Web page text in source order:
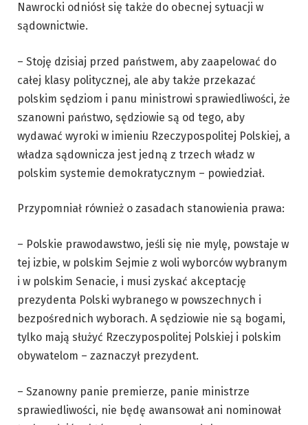
Nawrocki odniósł się także do obecnej sytuacji w
sądownictwie.
– Stoję dzisiaj przed państwem, aby zaapelować do
całej klasy politycznej, ale aby także przekazać
polskim sędziom i panu ministrowi sprawiedliwości, że
szanowni państwo, sędziowie są od tego, aby
wydawać wyroki w imieniu Rzeczypospolitej Polskiej, a
władza sądownicza jest jedną z trzech władz w
polskim systemie demokratycznym – powiedział.
Przypomniał również o zasadach stanowienia prawa:
– Polskie prawodawstwo, jeśli się nie mylę, powstaje w
tej izbie, w polskim Sejmie z woli wyborców wybranym
i w polskim Senacie, i musi zyskać akceptację
prezydenta Polski wybranego w powszechnych i
bezpośrednich wyborach. A sędziowie nie są bogami,
tylko mają służyć Rzeczypospolitej Polskiej i polskim
obywatelom – zaznaczył prezydent.
– Szanowny panie premierze, panie ministrze
sprawiedliwości, nie będę awansował ani nominował